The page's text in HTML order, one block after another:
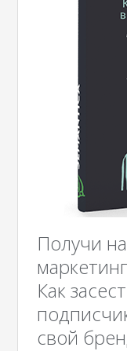
Получи
Как
свой